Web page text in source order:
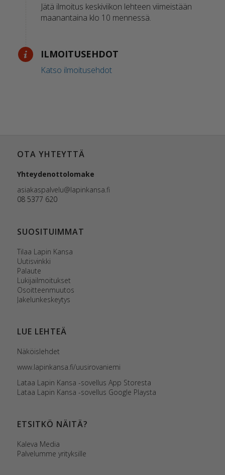
Jätä ilmoitus keskiviikon lehteen viimeistään
maanantaina klo 10 mennessä.
ILMOITUSEHDOT
Katso ilmoitusehdot
OTA YHTEYTTÄ
Yhteydenottolomake
asiakaspalvelu@lapinkansa.fi
08 5377 620
SUOSITUIMMAT
Tilaa Lapin Kansa
Uutisvinkki
Palaute
Lukijailmoitukset
Osoitteenmuutos
Jakelunkeskeytys
LUE LEHTEÄ
Näköislehdet
www.lapinkansa.fi/uusirovaniemi
Lataa Lapin Kansa -sovellus App Storesta
Lataa Lapin Kansa -sovellus Google Playsta
ETSITKÖ NÄITÄ?
Kaleva Media
Palvelumme yrityksille